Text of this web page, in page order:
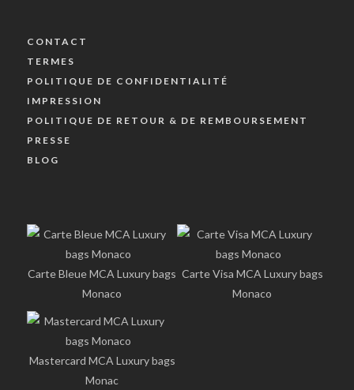
CONTACT
TERMES
POLITIQUE DE CONFIDENTIALITÉ
IMPRESSION
POLITIQUE DE RETOUR & DE REMBOURSEMENT
PRESSE
BLOG
Carte Bleue MCA Luxury bags
Monaco
Carte Visa MCA Luxury bags
Monaco
Mastercard MCA Luxury bags
Monac